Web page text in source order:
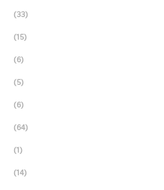
(33)
(15)
(6)
(5)
(6)
(64)
(1)
(14)